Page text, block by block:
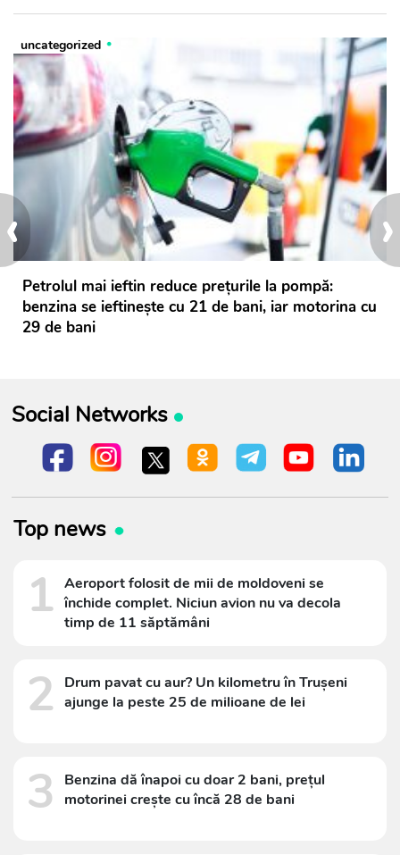
›
‹
uncategorized
Petrolul mai ieftin reduce prețurile la pompă:
benzina se ieftinește cu 21 de bani, iar motorina cu
29 de bani
Social Networks
Top news
1 Aeroport folosit de mii de moldoveni se
închide complet. Niciun avion nu va decola
timp de 11 săptămâni
2
Drum pavat cu aur? Un kilometru în Trușeni
ajunge la peste 25 de milioane de lei
3
Benzina dă înapoi cu doar 2 bani, prețul
motorinei crește cu încă 28 de bani